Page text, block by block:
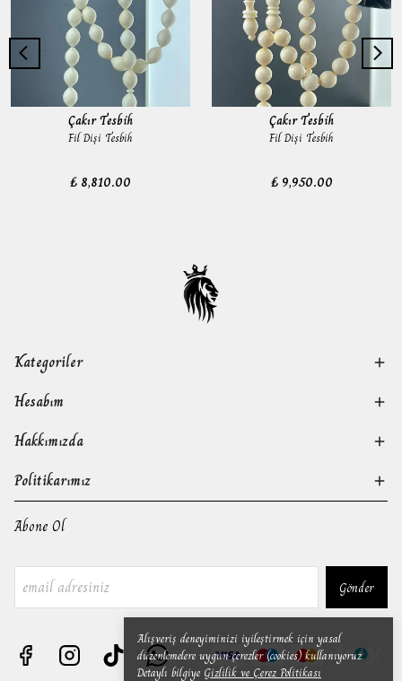
Alışveriş deneyiminizi iyileştirmek için yasal
düzenlemelere uygun çerezler (cookies) kullanıyoruz.
Detaylı bilgiye Gizlilik ve Çerez Politikası
Çakır Tesbih
Fil Dişi Tesbih
₺ 8,810.00
Çakır Tesbih
Fil Dişi Tesbih
₺ 9,950.00
Kategoriler
Hesabım
Hakkımızda
Politikarımız
Abone Ol
Gönder